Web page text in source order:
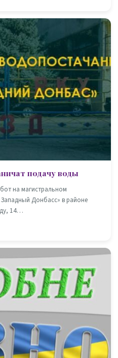
подачу воды
на магистральном
Донбасс» в районе
14…